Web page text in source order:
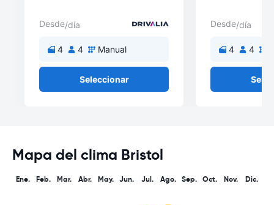
Desde/día
4 4 Manual
Seleccionar
Desde/día
4 4
Mapa del clima Bristol
Ene. Feb. Mar. Abr. May. Jun. Jul. Ago. Sep. Oct. Nov. Dic.